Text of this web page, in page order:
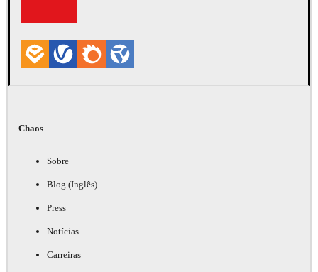
Chaos
Sobre
Blog (Inglês)
Press
Notícias
Carreiras